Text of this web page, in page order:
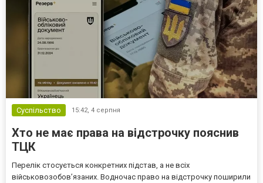
Суспільство 15:42, 4 серпня
Хто не має права на відстрочку пояснив
ТЦК
Перелік стосується конкретних підстав, а не всіх
військовозобов’язаних. Водночас право на відстрочку поширили